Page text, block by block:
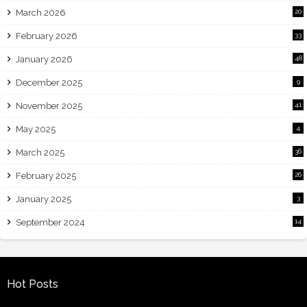
March 2026 20
February 2026 33
January 2026 48
December 2025 9
November 2025 41
May 2025 4
March 2025 36
February 2025 26
January 2025 3
September 2024 14
Hot Posts